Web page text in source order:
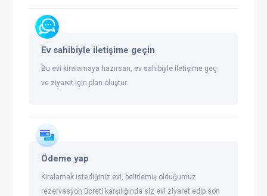
Ev sahibiyle iletişime geçin
Bu evi kiralamaya hazırsan, ev sahibiyle iletişime geç
ve ziyaret için plan oluştur.
Ödeme yap
Kiralamak istediğiniz evi, belirlemiş olduğumuz
rezervasyon ücreti karşılığında siz evi ziyaret edip son